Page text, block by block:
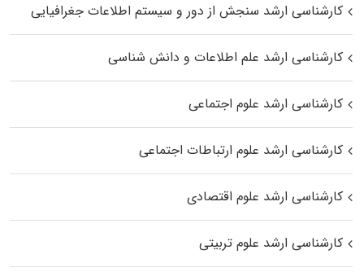
کارشناسی ارشد سنجش از دور و سیستم اطلاعات جغرافیایی
کارشناسی ارشد علم اطلاعات و دانش شناسی
کارشناسی ارشد علوم اجتماعی
کارشناسی ارشد علوم ارتباطات اجتماعی
کارشناسی ارشد علوم اقتصادی
کارشناسی ارشد علوم تربیتی